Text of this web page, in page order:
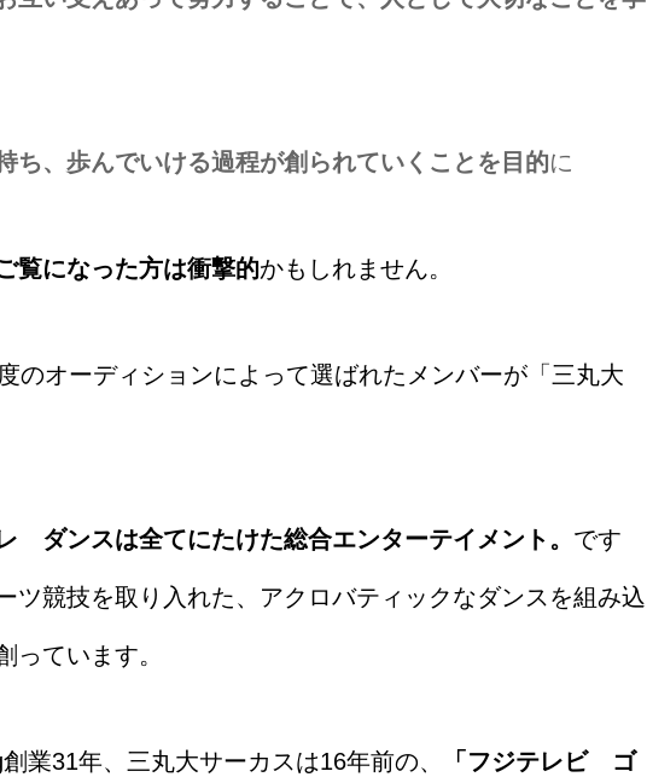
ち、歩んでいける過程が創られていくことを目的に
覧になった方は衝撃的かもしれません。
のオーディションによって選ばれたメンバーが「三丸大
ダンスは全てにたけた総合エンターテイメント。 です
ツ競技を取り入れた、アクロバティックなダンスを組み込
っています。
業31年、三丸大サーカスは16年前の、 「フジテレビ ゴ